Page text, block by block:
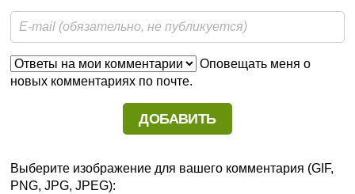
Оповещать меня о
новых комментариях по почте.
Выберите изображение для вашего комментария (GIF,
PNG, JPG, JPEG):